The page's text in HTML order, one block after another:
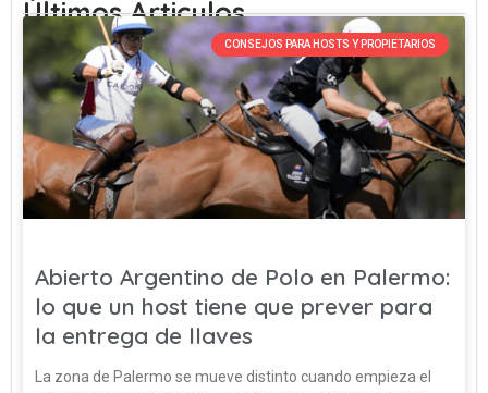
Últimos Articulos
CONSEJOS PARA HOSTS Y PROPIETARIOS
Abierto Argentino de Polo en Palermo:
lo que un host tiene que prever para
la entrega de llaves
La zona de Palermo se mueve distinto cuando empieza el